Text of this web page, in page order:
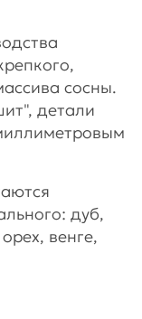
сосны.
детали
дуб,
венге,